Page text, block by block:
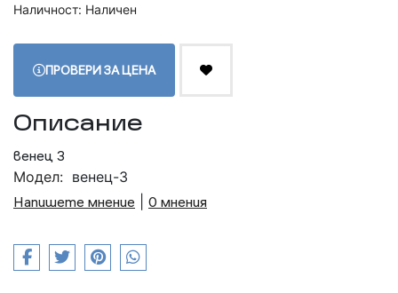
Наличност: Наличен
ПРОВЕРИ ЗА ЦЕНА
Описание
венец 3
Модел: венец-3
Напишете мнение
0 мнения